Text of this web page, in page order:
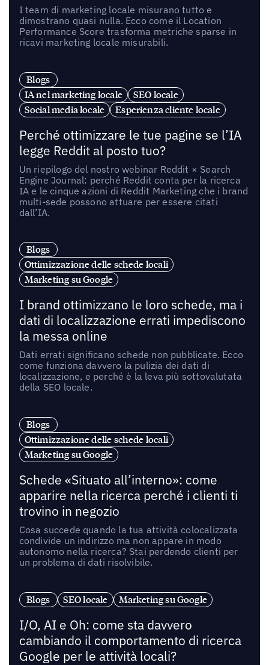
I team di marketing locale misurano tutto e
dimostrano quasi nulla. Ecco come il Location
Performance Score trasforma metriche sparse in
ricavi marketing locale misurabili.
Blogs
IA nel marketing locale
SEO locale
Social media locale
Esperienza cliente locale
Perché ottimizzare le tue pagine se l’IA
legge Reddit al posto tuo?
Un riepilogo del nostro webinar Reddit × Search
Engine Journal: perché Reddit conta per la ricerca
IA e le cinque azioni di Reddit Marketing che i brand
multi-sede possono attuare per essere citati
dall’IA.
Blogs
Ottimizzazione delle schede locali
Marketing su Google
I brand ottimizzano le loro schede, ma i
dati di localizzazione errati impediscono
la messa online
Dati errati significano schede non pubblicate. Ecco
come funziona davvero la pulizia dei dati di
localizzazione, e perché è la leva più sottovalutata
della SEO locale.
Blogs
Ottimizzazione delle schede locali
Marketing su Google
Schede «Situato all’interno»: come
apparire nella ricerca perché i clienti ti
trovino in negozio
Cosa succede quando la tua attività colocalizzata
condivide un indirizzo ma non appare in modo
autonomo nella ricerca? Stai perdendo clienti per
un problema di dati risolvibile.
Blogs SEO locale Marketing su Google
I/O, AI e Oh: come sta davvero
cambiando il comportamento di ricerca
Google per le attività locali?